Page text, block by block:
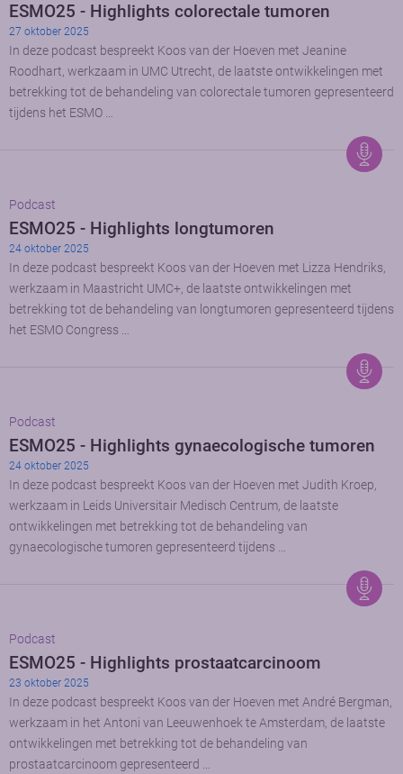
ESMO25 - Highlights colorectale tumoren
27 oktober 2025
In deze podcast bespreekt Koos van der Hoeven met Jeanine
Roodhart, werkzaam in UMC Utrecht, de laatste ontwikkelingen met
betrekking tot de behandeling van colorectale tumoren gepresenteerd
tijdens het ESMO …
Podcast
ESMO25 - Highlights longtumoren
24 oktober 2025
In deze podcast bespreekt Koos van der Hoeven met Lizza Hendriks,
werkzaam in Maastricht UMC+, de laatste ontwikkelingen met
betrekking tot de behandeling van longtumoren gepresenteerd tijdens
het ESMO Congress …
Podcast
ESMO25 - Highlights gynaecologische tumoren
24 oktober 2025
In deze podcast bespreekt Koos van der Hoeven met Judith Kroep,
werkzaam in Leids Universitair Medisch Centrum, de laatste
ontwikkelingen met betrekking tot de behandeling van
gynaecologische tumoren gepresenteerd tijdens …
Podcast
ESMO25 - Highlights prostaatcarcinoom
23 oktober 2025
In deze podcast bespreekt Koos van der Hoeven met André Bergman,
werkzaam in het Antoni van Leeuwenhoek te Amsterdam, de laatste
ontwikkelingen met betrekking tot de behandeling van
prostaatcarcinoom gepresenteerd …